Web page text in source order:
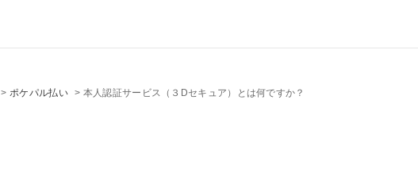
>ポケパル払い > 本人認証サービス（３Dセキュア）とは何ですか？